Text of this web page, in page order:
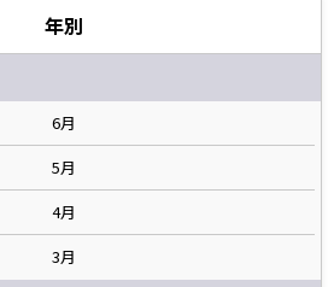
年別
6月
5月
4月
3月